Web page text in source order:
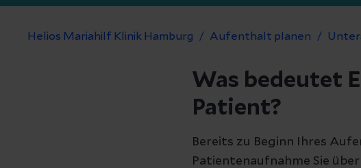
Helios Mariahilf Klinik Hamburg Aufenthalt planen
Was bedeutet
Patient?
Bereits zu Beginn Ihres
Patientenaufnahme Sie